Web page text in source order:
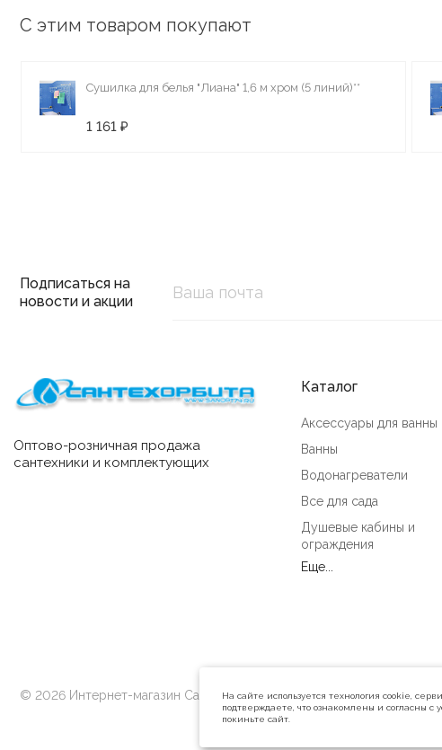
С этим товаром покупают
Сушилка для белья "Лиана" 1,6 м хром (5 линий)**
1 161 ₽
Подписаться на
новости и акции
Оптово-розничная продажа
сантехники и комплектующих
Каталог
Аксессуары для ванны
Ванны
Водонагреватели
Все для сада
Душевые кабины и
ограждения
Еще...
© 2026 Интернет-магазин СантехорбитаНа сайте используется технология cookie,
подтверждаете, что ознакомлены и согласны с
покиньте сайт.